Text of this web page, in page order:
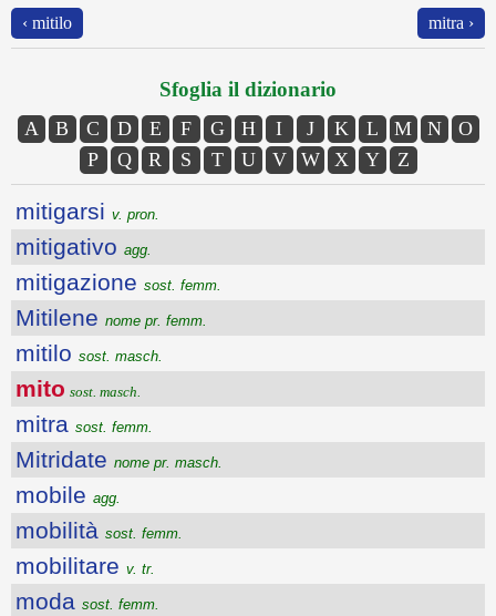
‹ mitilo mitra ›
Sfoglia il dizionario
A B C D E F G H I J K L M N
O
P
Q R S T U V W X Y Z
mitigarsi v. pron.
mitigativo agg.
mitigazione sost. femm.
Mitilene nome pr. femm.
mitilo sost. masch.
mito sost. masch.
mitra sost. femm.
Mitridate nome pr. masch.
mobile agg.
mobilità sost. femm.
mobilitare v. tr.
moda sost. femm.